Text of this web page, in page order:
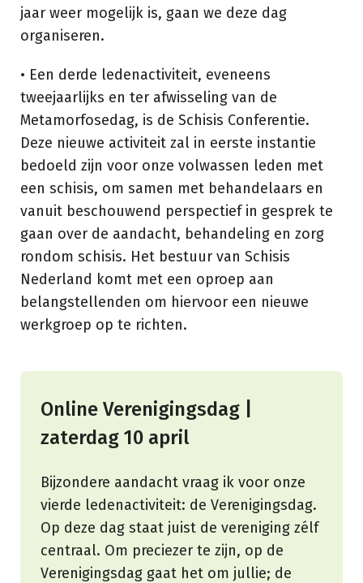
jaar weer mogelijk is, gaan we deze dag
organiseren.
• Een derde ledenactiviteit, eveneens
tweejaarlijks en ter afwisseling van de
Metamorfosedag, is de Schisis Conferentie.
Deze nieuwe activiteit zal in eerste instantie
bedoeld zijn voor onze volwassen leden met
een schisis, om samen met behandelaars en
vanuit beschouwend perspectief in gesprek te
gaan over de aandacht, behandeling en zorg
rondom schisis. Het bestuur van Schisis
Nederland komt met een oproep aan
belangstellenden om hiervoor een nieuwe
werkgroep op te richten.
Online Verenigingsdag |
zaterdag 10 april
Bijzondere aandacht vraag ik voor onze
vierde ledenactiviteit: de Verenigingsdag.
Op deze dag staat juist de vereniging zélf
centraal. Om preciezer te zijn, op de
Verenigingsdag gaat het om jullie; de